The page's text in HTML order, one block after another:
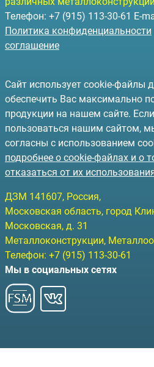
Телефон: +7 (915) 113-30-61 E-
Политика конфиденциальности
соглашение
Сайт использует cookie-файлы
обеспечить Вас максимально
продукции на нашем сайте.
пользоваться нашим сайтом,
согласны с использованием
подробнее о cookie-файлах и о
отказаться от их
ДЗМ 141607, Россия,
Московская область, город
Московская, д. 31
Металлоконструкции,
Телефон: +7 (915) 113-30-61
Мы в социальных сетях